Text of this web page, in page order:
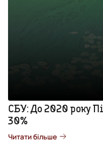
СБУ: До 2020 року
30%
Читати більше